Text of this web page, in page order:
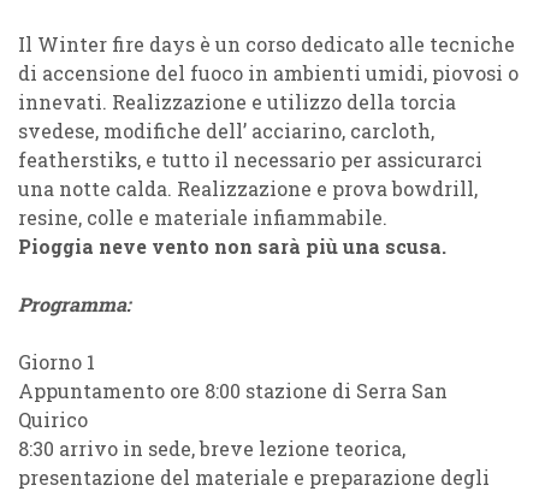
Il Winter fire days è un corso dedicato alle tecniche
di accensione del fuoco in ambienti umidi, piovosi o
innevati. Realizzazione e utilizzo della torcia
svedese, modifiche dell’ acciarino, carcloth,
featherstiks, e tutto il necessario per assicurarci
una notte calda. Realizzazione e prova bowdrill,
resine, colle e materiale infiammabile.
Pioggia neve vento non sarà più una scusa.
Programma:
Giorno 1
Appuntamento ore 8:00 stazione di Serra San
Quirico
8:30 arrivo in sede, breve lezione teorica,
presentazione del materiale e preparazione degli